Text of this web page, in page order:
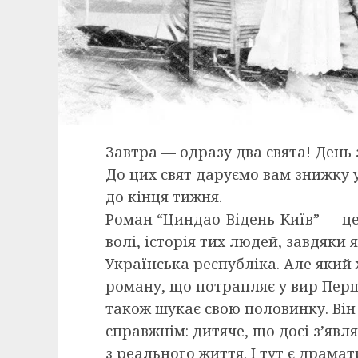
Завтра — одразу два свята!
До цих свят даруємо вам
до кінця тижня.
Роман “Циндао-Відень-Київ” —
волі, історія тих людей, завдяки
Українська республіка. Але
роману, що потрапляє у вир
також шукає свою половинку.
справжнім: дитяче, що досі
з реального життя. І тут є